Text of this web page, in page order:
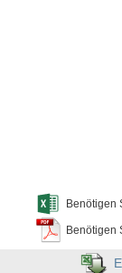
Benötigen
Benötigen